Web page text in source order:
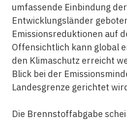
umfassende Einbindung
Entwicklungsländer
Emissionsreduktionen auf
Offensichtlich kann global
den Klimaschutz erreicht
Blick bei der
Landesgrenze gerichtet
Die Brennstoffabgabe